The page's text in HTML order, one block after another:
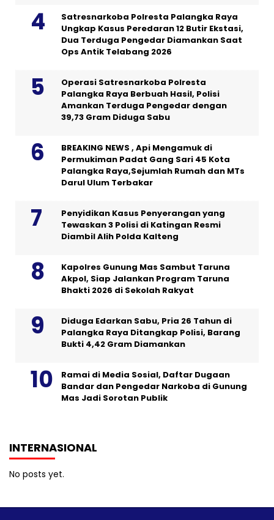
Satresnarkoba Polresta Palangka Raya
Ungkap Kasus Peredaran 12 Butir Ekstasi,
Dua Terduga Pengedar Diamankan Saat
Ops Antik Telabang 2026
Operasi Satresnarkoba Polresta
Palangka Raya Berbuah Hasil, Polisi
Amankan Terduga Pengedar dengan
39,73 Gram Diduga Sabu
BREAKING NEWS , Api Mengamuk di
Permukiman Padat Gang Sari 45 Kota
Palangka Raya,Sejumlah Rumah dan MTs
Darul Ulum Terbakar
Penyidikan Kasus Penyerangan yang
Tewaskan 3 Polisi di Katingan Resmi
Diambil Alih Polda Kalteng
Kapolres Gunung Mas Sambut Taruna
Akpol, Siap Jalankan Program Taruna
Bhakti 2026 di Sekolah Rakyat
Diduga Edarkan Sabu, Pria 26 Tahun di
Palangka Raya Ditangkap Polisi, Barang
Bukti 4,42 Gram Diamankan
Ramai di Media Sosial, Daftar Dugaan
Bandar dan Pengedar Narkoba di Gunung
Mas Jadi Sorotan Publik
INTERNASIONAL
No posts yet.